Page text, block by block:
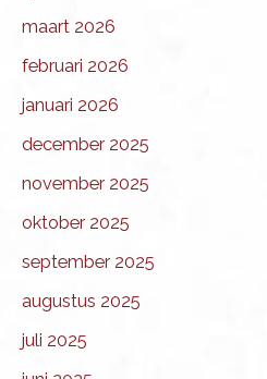
maart 2026
februari 2026
januari 2026
december 2025
november 2025
oktober 2025
september 2025
augustus 2025
juli 2025